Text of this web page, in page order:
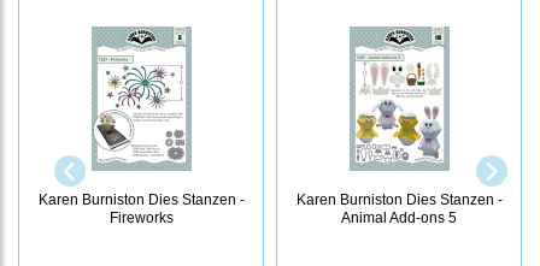
Karen Burniston Dies Stanzen -
Fireworks
Karen Burniston Dies Stanzen -
Animal Add-ons 5